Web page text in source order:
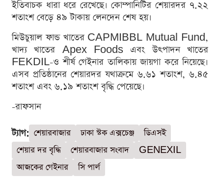
ইতিবাচক ধারা ধরে রেখেছে। কোম্পানিটির শেয়ারদর ৭.২২
শতাংশ বেড়ে ৪৯ টাকায় লেনদেন শেষ হয়।
মিউচুয়াল ফান্ড খাতের CAPMIBBL Mutual Fund,
খাদ্য খাতের Apex Foods এবং উৎপাদন খাতের
FEKDIL-ও শীর্ষ গেইনার তালিকায় জায়গা করে নিয়েছে।
এসব প্রতিষ্ঠানের শেয়ারদর যথাক্রমে ৬.৬১ শতাংশ, ৬.৪৫
শতাংশ এবং ৬.১৯ শতাংশ বৃদ্ধি পেয়েছে।
-রাফসান
ট্যাগ: শেয়ারবাজার ঢাকা স্টক এক্সচেঞ্জ
ডিএসই
শেয়ার দর বৃদ্ধি
শেয়ারবাজার সংবাদ
GENEXIL
আজকের গেইনার
সি পার্ল